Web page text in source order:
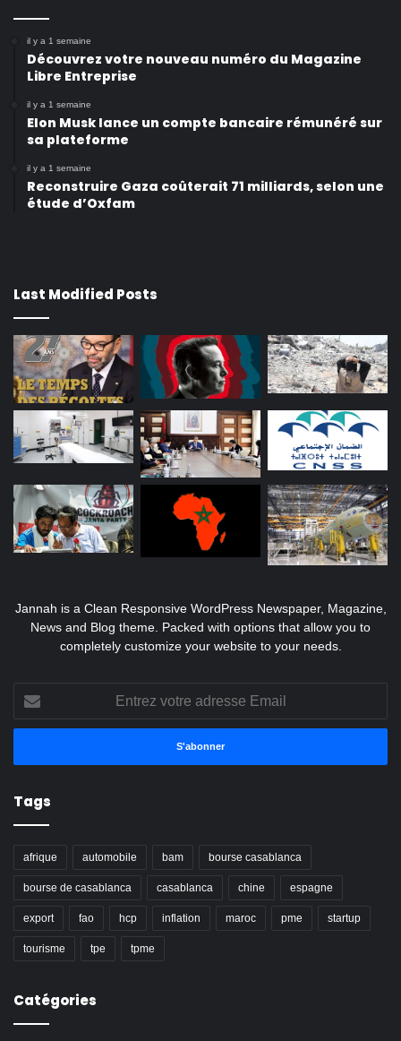
il y a 1 semaine
Découvrez votre nouveau numéro du Magazine
Libre Entreprise
il y a 1 semaine
Elon Musk lance un compte bancaire rémunéré sur
sa plateforme
il y a 1 semaine
Reconstruire Gaza coûterait 71 milliards, selon une
étude d’Oxfam
Last Modified Posts
Jannah is a Clean Responsive WordPress Newspaper, Magazine,
News and Blog theme. Packed with options that allow you to
completely customize your website to your needs.
votre
adresse
Tags
afrique automobile bam bourse casablanca
bourse de casablanca casablanca chine espagne
export fao hcp inflation maroc pme startup
tourisme tpe tpme
Catégories